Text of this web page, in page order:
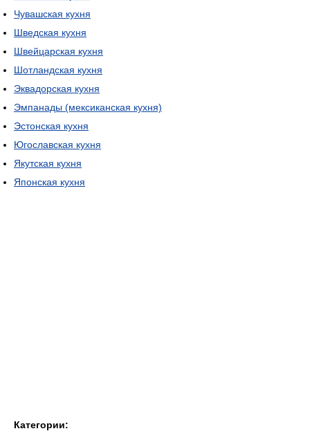
Чувашская кухня
Шведская кухня
Швейцарская кухня
Шотландская кухня
Эквадорская кухня
Эмпанады (мексиканская кухня)
Эстонская кухня
Югославская кухня
Якутская кухня
Японская кухня
Категории: